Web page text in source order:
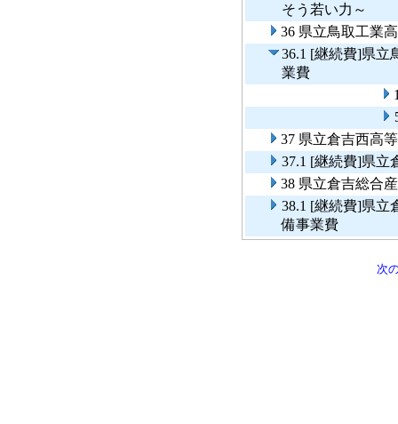
そう若い力～
36 県立鳥取工業
36.1 [継続費]県立
業費
37 県立倉吉西高
37.1 [継続費]県立
38 県立倉吉総合
38.1 [継続費]県立
備事業費
次